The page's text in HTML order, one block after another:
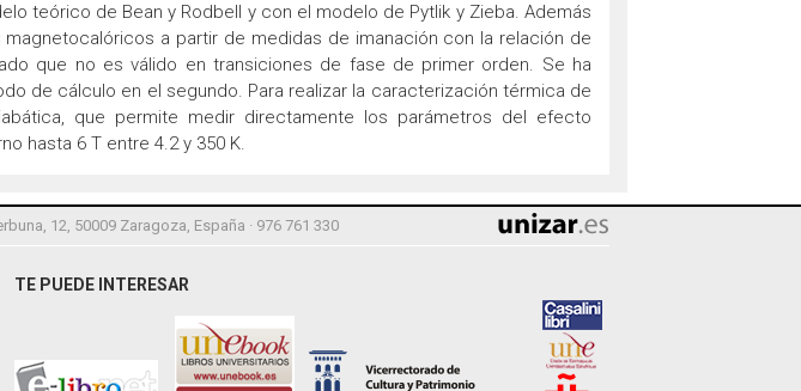
teórico de Bean y Rodbell y con el modelo de Pytlik y Zieba. Además
a partir de medidas de imanación con la relación de
que no es válido en transiciones de fase de primer orden. Se ha
de cálculo en el segundo. Para realizar la caracterización térmica de
que permite medir directamente los parámetros del efecto
hasta 6 T entre 4.2 y 350 K.
12, 50009 Zaragoza, España · 976 761 330
TE PUEDE INTERESAR